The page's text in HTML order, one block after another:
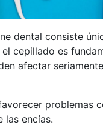
dental consiste
cepillado es
afectar
problemas
las encías.